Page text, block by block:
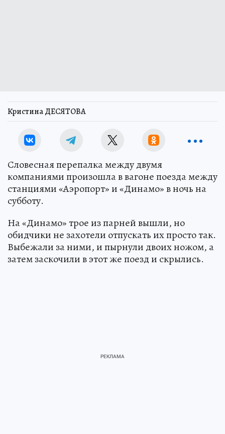
Кристина ДЕСЯТОВА
Словесная перепалка между двумя
компаниями произошла в вагоне поезда между
станциями «Аэропорт» и «Динамо» в ночь на
субботу.
На «Динамо» трое из парней вышли, но
обидчики не захотели отпускать их просто так.
Выбежали за ними, и пырнули двоих ножом, а
затем заскочили в этот же поезд и скрылись.